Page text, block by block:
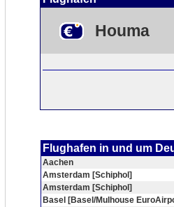
Houma
Flughafen in und um
Aachen
Amsterdam [Schiphol]
Amsterdam [Schiphol]
Basel [Basel/Mulhouse